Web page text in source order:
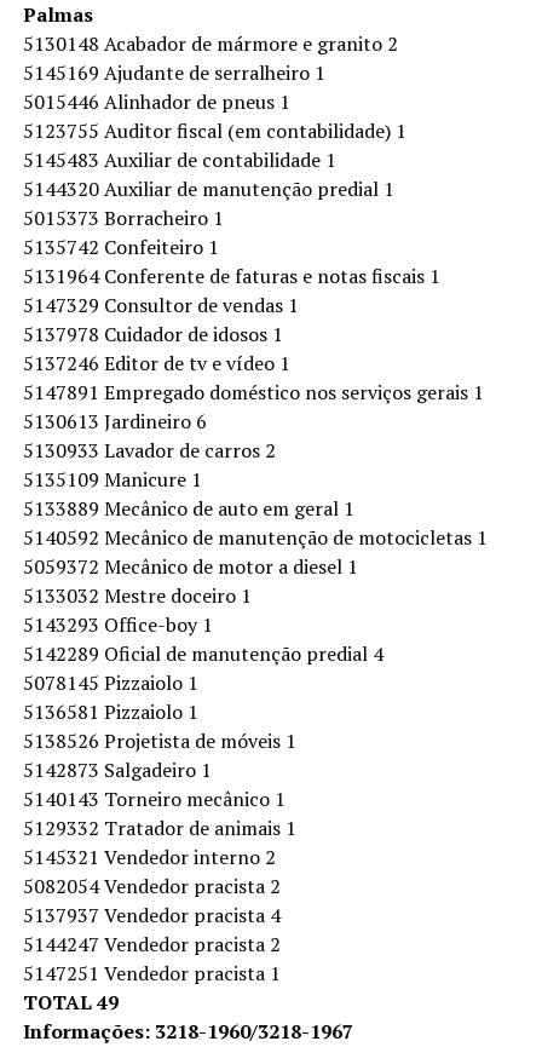
Palmas
5130148 Acabador de mármore e granito 2
5145169 Ajudante de serralheiro 1
5015446 Alinhador de pneus 1
5123755 Auditor fiscal (em contabilidade) 1
5145483 Auxiliar de contabilidade 1
5144320 Auxiliar de manutenção predial 1
5015373 Borracheiro 1
5135742 Confeiteiro 1
5131964 Conferente de faturas e notas fiscais 1
5147329 Consultor de vendas 1
5137978 Cuidador de idosos 1
5137246 Editor de tv e vídeo 1
5147891 Empregado doméstico nos serviços gerais 1
5130613 Jardineiro 6
5130933 Lavador de carros 2
5135109 Manicure 1
5133889 Mecânico de auto em geral 1
5140592 Mecânico de manutenção de motocicletas 1
5059372 Mecânico de motor a diesel 1
5133032 Mestre doceiro 1
5143293 Office-boy 1
5142289 Oficial de manutenção predial 4
5078145 Pizzaiolo 1
5136581 Pizzaiolo 1
5138526 Projetista de móveis 1
5142873 Salgadeiro 1
5140143 Torneiro mecânico 1
5129332 Tratador de animais 1
5145321 Vendedor interno 2
5082054 Vendedor pracista 2
5137937 Vendedor pracista 4
5144247 Vendedor pracista 2
5147251 Vendedor pracista 1
TOTAL 49
Informações: 3218-1960/3218-1967